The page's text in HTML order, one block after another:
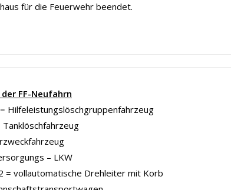
für die Feuerwehr beendet.
FF-Neufahrn
Hilfeleistungslöschgruppenfahrzeug
Tanklöschfahrzeug
– LKW
= vollautomatische Drehleiter mit Korb